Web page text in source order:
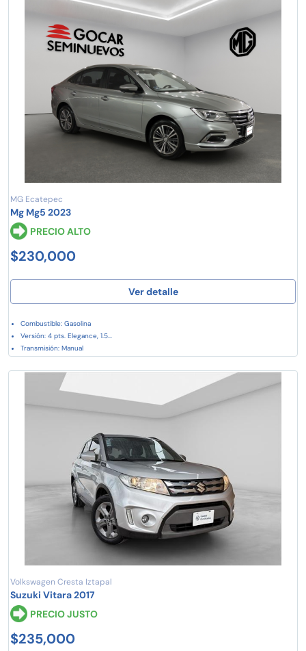
MG Ecatepec
Mg Mg5 2023
PRECIO ALTO
$230,000
Ver detalle
Combustible: Gasolina
Versión: 4 pts. Elegance, 1.5...
Transmisión: Manual
Volkswagen Cresta Iztapal
Suzuki Vitara 2017
PRECIO JUSTO
$235,000